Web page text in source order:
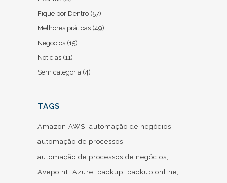
Fique por Dentro (57)
Melhores práticas (49)
Negocios (15)
Noticias (11)
Sem categoria (4)
TAGS
Amazon AWS automação de negócios
automação de processos
automação de processos de negócios
Avepoint Azure backup
backup online